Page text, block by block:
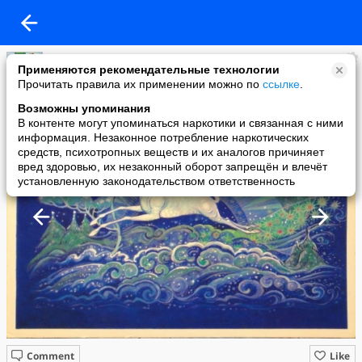
Применяются рекомендательные технологии
Прочитать правила их применении можно по ссылке
Возможны упоминания
В контенте могут упоминаться наркотики и связанная с ними
информация. Незаконное потребление наркотических
средств, психотропных веществ и их аналогов причиняет
вред здоровью, их незаконный оборот запрещён и влечёт
установленную законодательством ответственность
NT
added a photo
03 Sep в 18:55
Like
Comment